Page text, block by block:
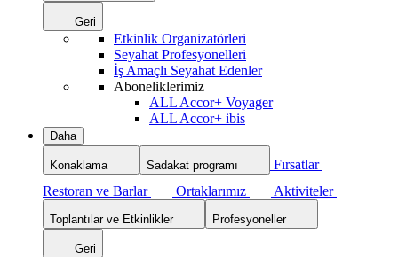
Geri
Etkinlik Organizatörleri
Seyahat Profesyonelleri
İş Amaçlı Seyahat Edenler
Aboneliklerimiz
ALL Accor+ Voyager
ALL Accor+ ibis
Daha
Konaklama Sadakat programı
Fırsatlar
Restoran ve Barlar
Ortaklarımız Aktiviteler
Toplantılar ve Etkinlikler Profesyoneller
Geri